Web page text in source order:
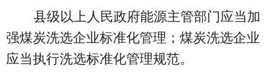
县级以上人民政府能源主管部门应当加
强煤炭洗选企业标准化管理；煤炭洗选企业
应当执行洗选标准化管理规范。